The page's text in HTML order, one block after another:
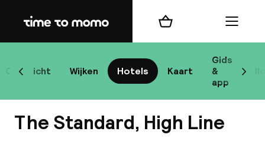
Home
Overzicht Wijken Hotels Kaart
Gids
&
app
Scroll naar links
Winkelmand Menu
The Standard, High Line